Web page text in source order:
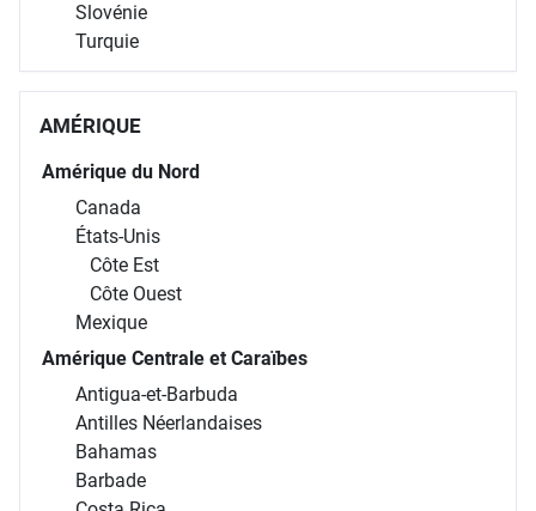
Slovénie
Turquie
AMÉRIQUE
Amérique du Nord
Canada
États-Unis
Côte Est
Côte Ouest
Mexique
Amérique Centrale et Caraïbes
Antigua-et-Barbuda
Antilles Néerlandaises
Bahamas
Barbade